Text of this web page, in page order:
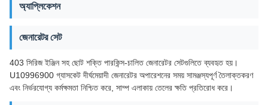
অ্যাপ্লিকেশন
জেনারেটর সেট
403 সিরিজ ইঞ্জিন সহ ছোট শক্তি পারকিন্স-চালিত জেনারেটর সেটগুলিতে ব্যবহৃত হয়।
U10996900 গ্যাসকেট দীর্ঘমেয়াদী জেনারেটর অপারেশনের সময় সামঞ্জস্যপূর্ণ তৈলাক্তকরণ
এবং নির্ভরযোগ্য কর্মক্ষমতা নিশ্চিত করে, সাম্প এলাকায় তেলের ক্ষতি প্রতিরোধ করে।